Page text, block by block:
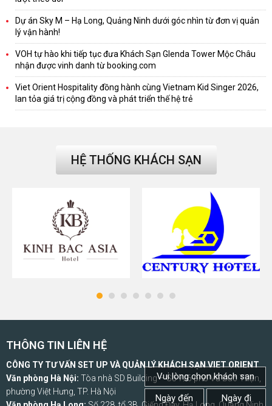
Dự án Sky M – Hạ Long, Quảng Ninh dưới góc nhìn từ đơn vị quản
lý vận hành!
VOH tự hào khi tiếp tục đưa Khách Sạn Glenda Tower Mộc Châu
nhận được vinh danh từ booking.com
Viet Orient Hospitality đồng hành cùng Vietnam Kid Singer 2026,
lan tỏa giá trị cộng đồng và phát triển thế hệ trẻ
HỆ THỐNG KHÁCH SẠN
THÔNG TIN LIÊN HỆ
CÔNG TY TƯ VẤN SET UP VÀ QUẢN LÝ KHÁCH SẠN VIET ORIENT
Văn phòng Hà Nội: Tòa nhà SD Building – Số 7/6 phố Vũ Đức Thận,
phường Việt Hưng, TP. Hà Nội
Vui lòng chọn khách sạn
Ngày đến
Ngày đi